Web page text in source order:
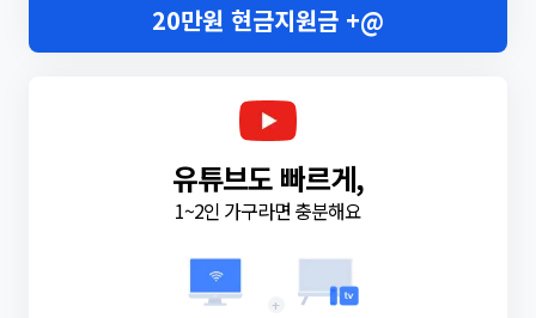
20만원 현금지원금 +@
유튜브도 빠르게,
1~2인 가구라면 충분해요
+